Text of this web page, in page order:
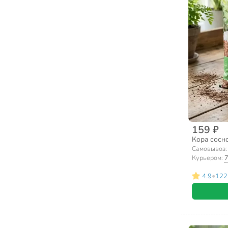
159 ₽
Кора
Самовывоз:
Курьером:
4.9•